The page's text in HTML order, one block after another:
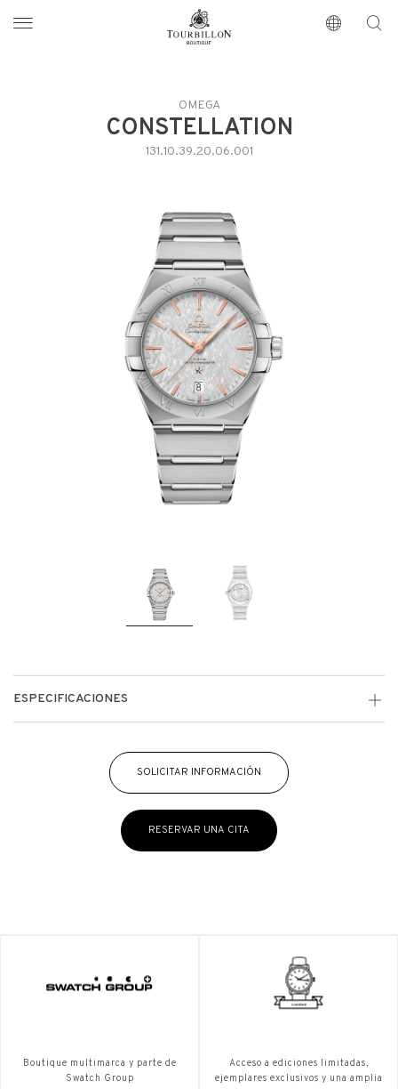
https://www.tourbillon.com/es
OMEGA
CONSTELLATION
131.10.39.20.06.001
ESPECIFICACIONES
SOLICITAR INFORMACIÓN
RESERVAR UNA CITA
Boutique multimarca y parte de
Swatch Group
Acceso a ediciones limitadas,
ejemplares exclusivos y una amplia